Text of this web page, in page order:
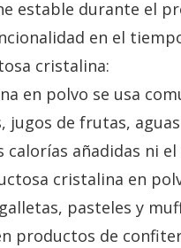
estable durante el
en el
cristalina:
en polvo se usa
jugos de frutas,
añadidas ni
cristalina en
pasteles y
productos de